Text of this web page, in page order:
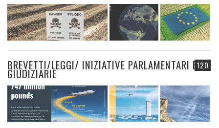
120
BREVETTI/LEGGI/ INIZIATIVE PARLAMENTARI E
GIUDIZIARIE